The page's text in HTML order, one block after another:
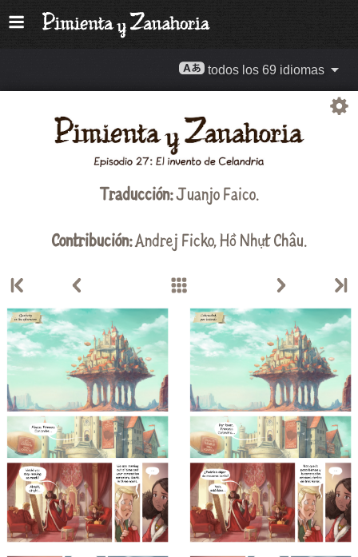
todos los 69 idiomas
Traducción:Juanjo Faico.
Contribución:Andrej Ficko,Hồ Nhựt Châu.